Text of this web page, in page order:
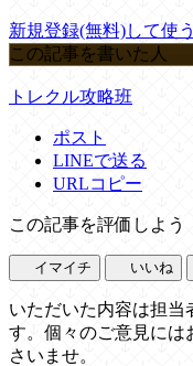
新規登録(無料)して使う
この記事を書いた人
トレクル攻略班
ポスト
LINEで送る
URLコピー
この記事を評価しよう
イマイチ いいね
いただいた内容は担当
す。個々のご意見には
さいませ。